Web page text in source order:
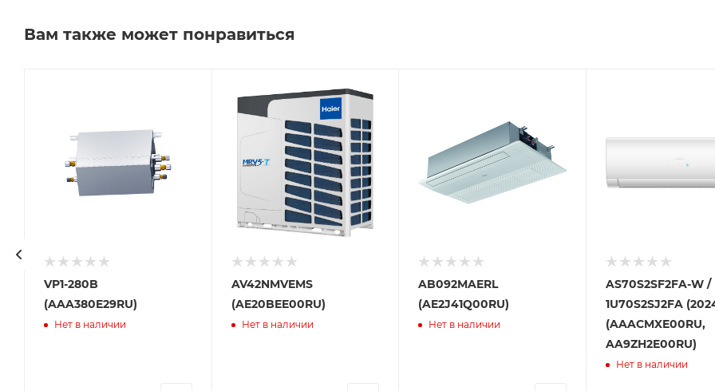
Вам также может понравиться
VP1-280B
(AAA380E29RU)
Нет в наличии
AV42NMVEMS
(AE20BEE00RU)
Нет в наличии
AB092MAERL
(AE2J41Q00RU)
Нет в наличии
AS70S2SF2FA-W /
1U70S2SJ2FA
(AAACMXE00RU,
AA9ZH2E00RU)
Нет в наличии